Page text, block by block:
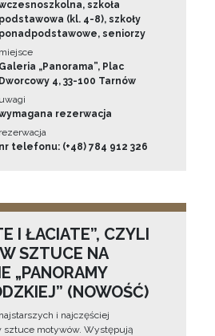
szkoła
podstawowa (kl. 4-8), szkoły
ponadpodstawowe, seniorzy
miejsce
Galeria „Panorama”, Plac
Dworcowy 4, 33-100 Tarnów
uwagi
rezerwacja
rezerwacja
nr telefonu: (+48) 784 912 326
I ŁACIATE”, CZYLI
SZTUCE NA
„PANORAMY
(NOWOŚĆ)
i najczęściej
sztuce motywów. Występują